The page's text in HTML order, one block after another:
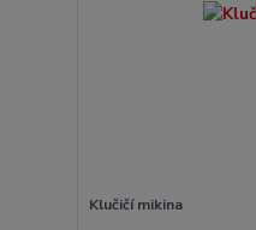
Klučičí mikina